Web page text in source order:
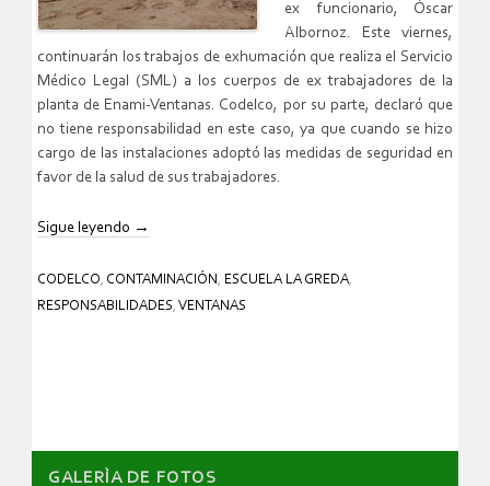
ex funcionario, Óscar
Albornoz. Este viernes,
continuarán los trabajos de exhumación que realiza el Servicio
Médico Legal (SML) a los cuerpos de ex trabajadores de la
planta de Enami-Ventanas. Codelco, por su parte, declaró que
no tiene responsabilidad en este caso, ya que cuando se hizo
cargo de las instalaciones adoptó las medidas de seguridad en
favor de la salud de sus trabajadores.
Sigue leyendo →
CODELCO, CONTAMINACIÓN , ESCUELA LA GREDA,
RESPONSABILIDADES, VENTANAS
GALERÌA DE FOTOS